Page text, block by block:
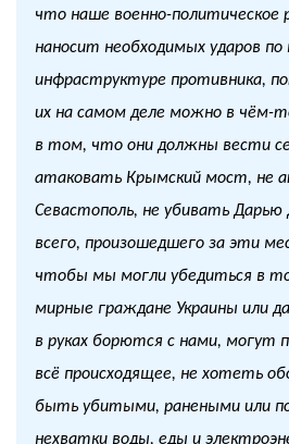
что наше военно-политическое
наносит необходимых ударов
инфраструктуре противника,
их на самом деле можно в чём-
в том, что они должны вести
атаковать Крымский мост, не
Севастополь, не убивать
всего, произошедшего за эти
чтобы мы могли убедиться в
мирные граждане Украины или
в руках борются с нами, могут
всё происходящее, не хотеть
быть убитыми, ранеными или
нехватки воды, еды и